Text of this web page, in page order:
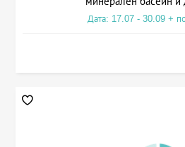
Дата: 17.07 - 30.09 +